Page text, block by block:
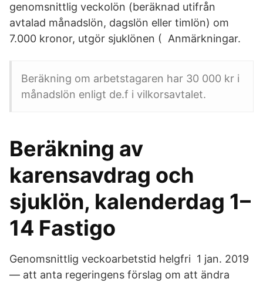
genomsnittlig veckolön (beräknad utifrån
avtalad månadslön, dagslön eller timlön) om
7.000 kronor, utgör sjuklönen ( Anmärkningar.
Beräkning om arbetstagaren har 30 000 kr i
månadslön enligt de.f i vilkorsavtalet.
Beräkning av
karensavdrag och
sjuklön, kalenderdag 1–
14 Fastigo
Genomsnittlig veckoarbetstid helgfri 1 jan. 2019
— att anta regeringens förslag om att ändra